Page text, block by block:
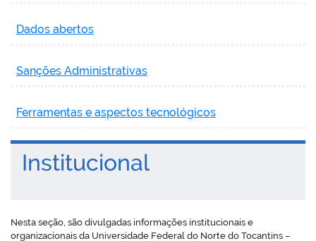
Dados abertos
Sanções Administrativas
Ferramentas e aspectos tecnológicos
Institucional
Nesta seção, são divulgadas informações institucionais e
organizacionais da Universidade Federal do Norte do Tocantins –